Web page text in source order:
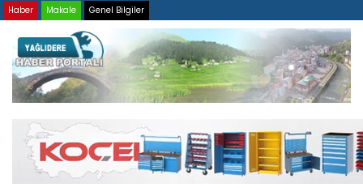
Haber Makale Genel Bilgiler